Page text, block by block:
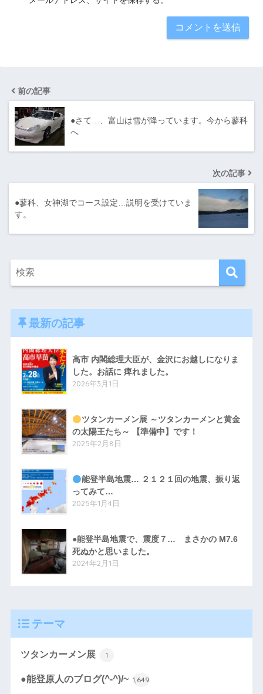
前の記事
●さて…、富山は雪が降っています。今から蓼科
へ
次の記事
●蓼科、女神湖でコース設定…説明を受けていま
す。
最新の記事
高市 内閣総理大臣が、金沢にお越しになりま
した。お話に 痺れました。
2026年3月1日
ツタンカーメン展 ～ツタンカーメンと黄金
の太陽王たち～ 【準備中】です！
2025年2月8日
能登半島地震… ２１２１回の地震、振り返
ってみて…
2025年1月4日
●能登半島地震で、震度７… まさかの M7.6
死ぬかと思いました。
2024年2月1日
テーマ
ツタンカーメン展 1
●能登原人のブログ(^-^)/~ 1,649